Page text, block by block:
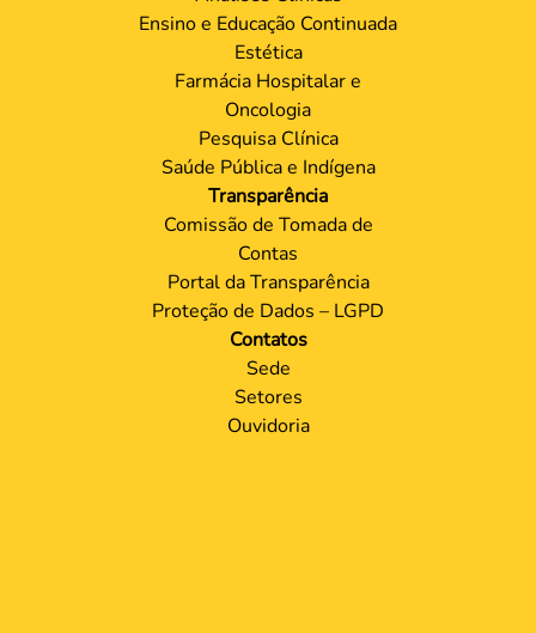
Ensino e Educação Continuada
Estética
Farmácia Hospitalar e
Oncologia
Pesquisa Clínica
Saúde Pública e Indígena
Transparência
Comissão de Tomada de
Contas
Portal da Transparência
Proteção de Dados – LGPD
Contatos
Sede
Setores
Ouvidoria